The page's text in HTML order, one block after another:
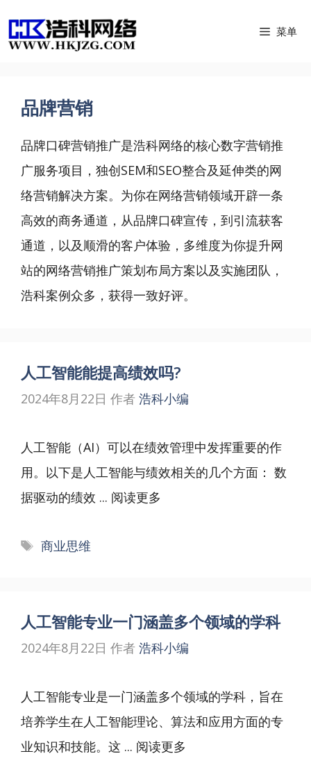
至
菜单
品牌营销
品牌口碑营销推广是浩科网络的核心数字营销推
广服务项目，独创SEM和SEO整合及延伸类的网
络营销解决方案。为你在网络营销领域开辟一条
高效的商务通道，从品牌口碑宣传，到引流获客
通道，以及顺滑的客户体验，多维度为你提升网
站的网络营销推广策划布局方案以及实施团队，
浩科案例众多，获得一致好评。
人工智能能提高绩效吗?
2024年8月22日 作者 浩科小编
人工智能（AI）可以在绩效管理中发挥重要的作
用。以下是人工智能与绩效相关的几个方面： 数
据驱动的绩效 ... 阅读更多
标
商业思维
人工智能专业一门涵盖多个领域的学科
2024年8月22日 作者 浩科小编
人工智能专业是一门涵盖多个领域的学科，旨在
培养学生在人工智能理论、算法和应用方面的专
业知识和技能。这 ... 阅读更多